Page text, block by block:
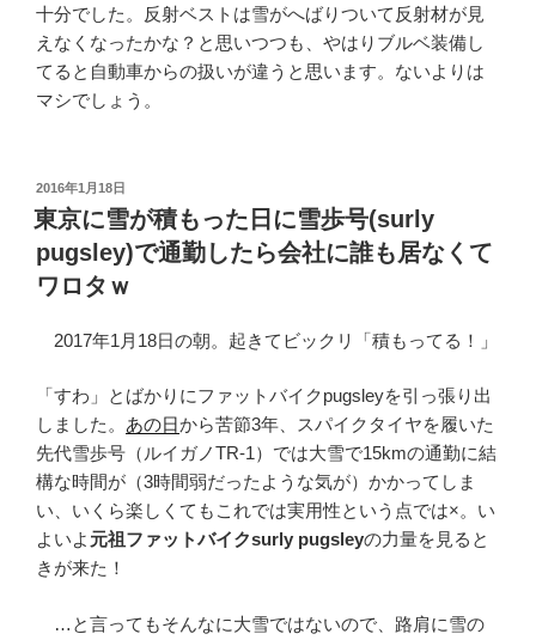
十分でした。反射ベストは雪がへばりついて反射材が見
えなくなったかな？と思いつつも、やはりブルベ装備し
てると自動車からの扱いが違うと思います。ないよりは
マシでしょう。
投
稿
日:
2016年1月18日
東京に雪が積もった日に雪歩号(surly
pugsley)で通勤したら会社に誰も居なくて
ワロタｗ
2017年1月18日の朝。起きてビックリ「積もってる！」
「すわ」とばかりにファットバイクpugsleyを引っ張り出
しました。 あの日から苦節3年、スパイクタイヤを履いた
先代雪歩号（ルイガノTR-1）では大雪で15kmの通勤に結
構な時間が（3時間弱だったような気が）かかってしま
い、いくら楽しくてもこれでは実用性という点では×。い
よいよ 元祖ファットバイクsurly pugsleyの力量を見ると
きが来た！
…と言ってもそんなに大雪ではないので、路肩に雪の